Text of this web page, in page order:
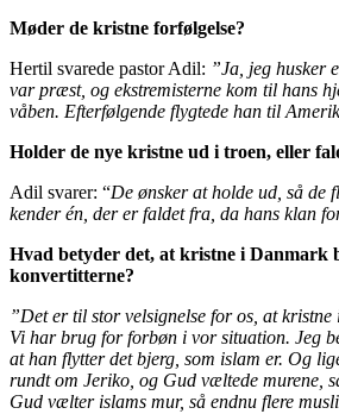
Møder de kristne forfølgelse?
Hertil svarede pastor Adil: ”Ja, jeg husker
var præst, og ekstremisterne kom til hans
våben. Efterfølgende flygtede han til
Holder de nye kristne ud i troen, eller
Adil svarer: “De ønsker at holde ud, så de
kender én, der er faldet fra, da hans klan
Hvad betyder det, at kristne i Danmark
konvertitterne?
”Det er til stor velsignelse for os, at
Vi har brug for forbøn i vor situation. Jeg
at han flytter det bjerg, som islam er. Og
rundt om Jeriko, og Gud væltede murene,
Gud vælter islams mur, så endnu flere